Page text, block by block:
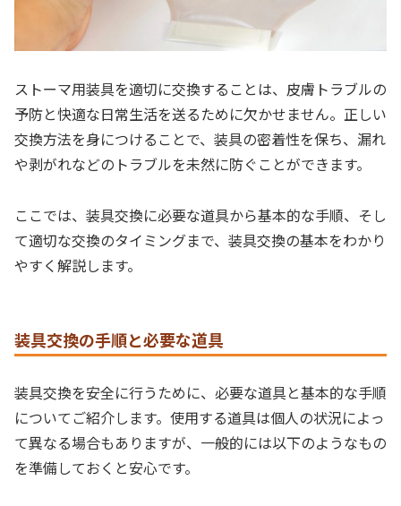
ストーマ用装具を適切に交換することは、皮膚トラブルの
予防と快適な日常生活を送るために欠かせません。正しい
交換方法を身につけることで、装具の密着性を保ち、漏れ
や剥がれなどのトラブルを未然に防ぐことができます。
ここでは、装具交換に必要な道具から基本的な手順、そし
て適切な交換のタイミングまで、装具交換の基本をわかり
やすく解説します。
装具交換の手順と必要な道具
装具交換を安全に行うために、必要な道具と基本的な手順
についてご紹介します。使用する道具は個人の状況によっ
て異なる場合もありますが、一般的には以下のようなもの
を準備しておくと安心です。